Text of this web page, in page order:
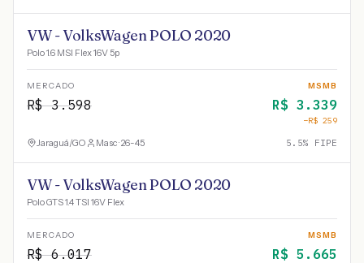
VW - VolksWagen POLO 2020
Polo 1.6 MSI Flex 16V 5p
MERCADO
R$3.598
MSMB
R$ 3.339
−R$ 259
Jaraguá/GO Masc · 26-45 5.5% FIPE
VW - VolksWagen POLO 2020
Polo GTS 1.4 TSI 16V Flex
MERCADO
R$6.017
MSMB
R$ 5.665